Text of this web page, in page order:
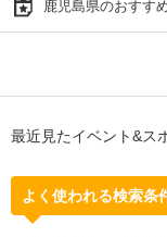
鹿児島県のおすす
最近見たイベント&ス
よく使われる検索条